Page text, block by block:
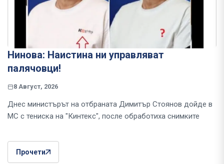
Нинова: Наистина ни управляват
палячовци!
8 Август, 2026
Днес министърът на отбраната Димитър Стоянов дойде в
МС с тениска на "Кинтекс", после обработиха снимките
Прочети